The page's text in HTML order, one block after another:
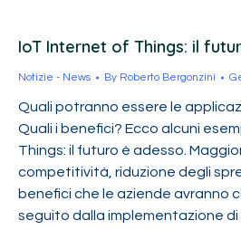
IoT Internet of Things: il
Notizie - News By Roberto Bergonzini
Quali potranno essere le
Quali i benefici? Ecco alcuni
Things: il futuro è adesso.
competitività, riduzione degli
benefici che le aziende avranno
seguito dalla implementazione di